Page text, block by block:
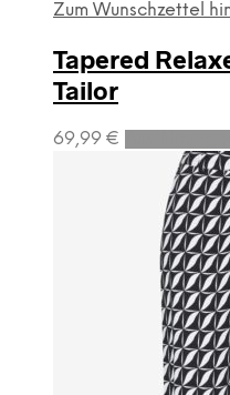
Zum Wunschzettel
Tapered
Tailor
69,99 €